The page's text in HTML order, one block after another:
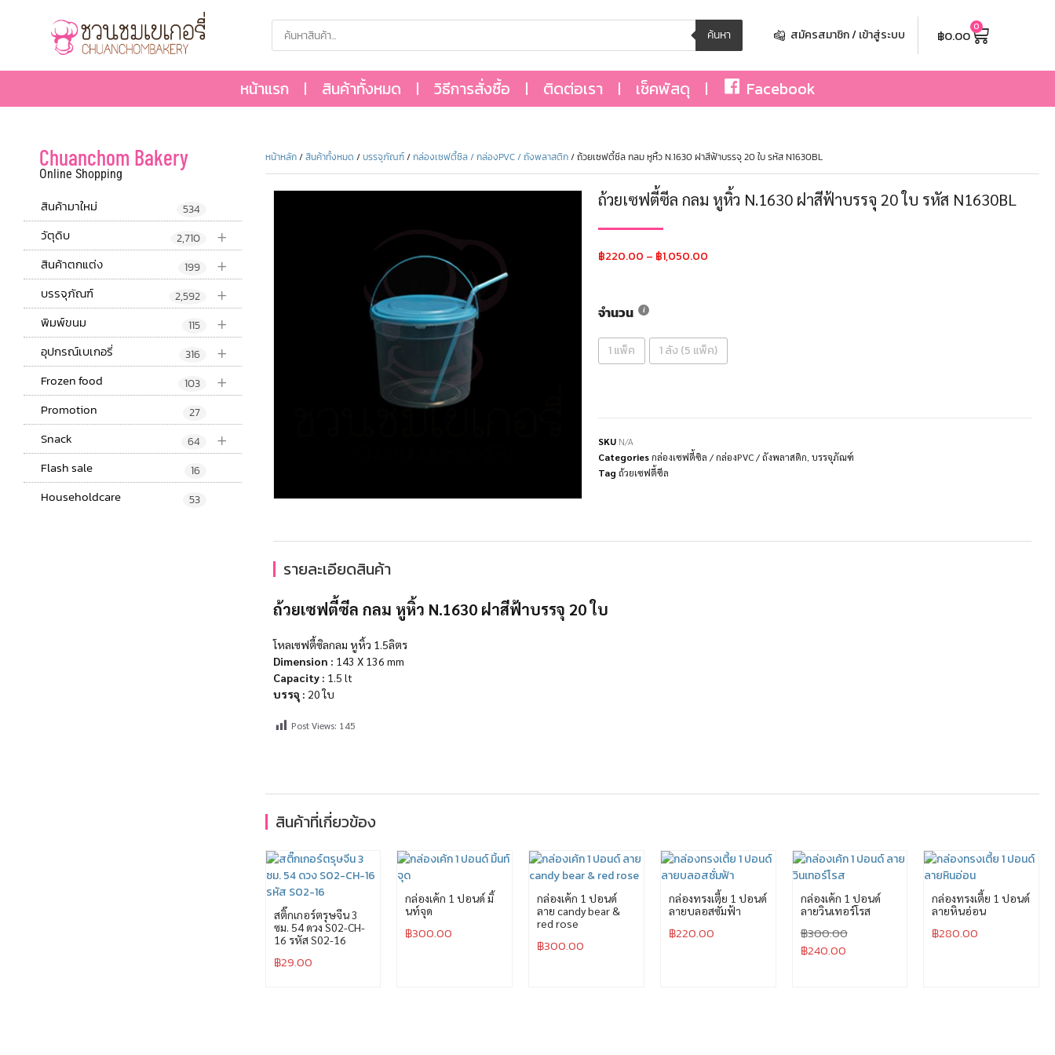
ค้นหา สมัครสมาชิก / เข้าสู่ระบบ ฿0.00 0
หน้าแรก สินค้าทั้งหมด วิธีการสั่งซื้อ ติดต่อเรา เช็คพัสดุ Facebook
Chuanchom Bakery
Online Shopping
สินค้ามาใหม่ 534
+
วัตุดิบ 2,710
+
สินค้าตกแต่ง 199
+
บรรจุภัณฑ์ 2,592
+
พิมพ์ขนม 115
+
อุปกรณ์เบเกอรี่ 316
+
Frozen food 103
Promotion 27
+
Snack 64
Flash sale 16
Householdcare 53
หน้าหลัก/สินค้าทั้งหมด /บรรจุภัณฑ์/กล่องเซฟตี้ซิล / กล่องPVC / ถังพลาสติก/ ถ้วยเซฟตี้ซีล กลม หูหิ้ว N.1630 ฝาสีฟ้าบรรจุ 20 ใบ รหัส N1630BL
ถ้วยเซฟตี้ซีล กลม หูหิ้ว N.1630 ฝาสีฟ้าบรรจุ 20 ใบ รหัส N1630BL
฿220.00 – ฿1,050.00
จำนวน
1 แพ็ค 1 ลัง (5 แพ็ค)
SKU N/A
Categoriesกล่องเซฟตี้ซิล / กล่องPVC / ถังพลาสติก บรรจุภัณฑ์
Tag ถ้วยเซฟตี้ซีล
รายละเอียดสินค้า
ถ้วยเซฟตี้ซีล กลม หูหิ้ว N.1630 ฝาสีฟ้าบรรจุ 20 ใบ
โหลเซฟตี้ซิลกลม หูหิ้ว 1.5ลิตร
Dimension : 143 X 136 mm
Capacity : 1.5 lt
บรรจุ : 20 ใบ
Post Views: 145
สินค้าที่เกี่ยวข้อง
สติ๊กเกอร์ตรุษจีน 3
ซม. 54 ดวง S02-CH-
16 รหัส S02-16
฿29.00
กล่องเค้ก 1 ปอนด์ มิ้
นท์จุด
฿300.00
กล่องเค้ก 1 ปอนด์
ลาย candy bear &
red rose
฿300.00
กล่องทรงเตี้ย 1 ปอนด์
ลายบลอสซั่มฟ้า
฿220.00
กล่องเค้ก 1 ปอนด์
ลายวินเทอร์โรส
฿300.00
฿240.00
กล่องทรงเตี้ย 1 ปอนด์
ลายหินอ่อน
฿280.00